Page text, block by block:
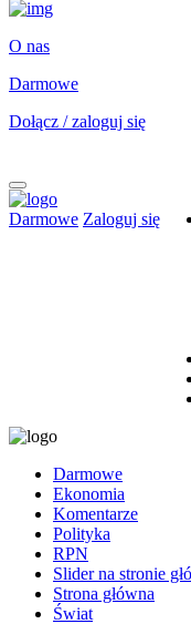
O nas
Darmowe
Dołącz / zaloguj się
Darmowe Zaloguj się
Darmowe
Ekonomia
Komentarze
Polityka
RPN
Slider na stronie
Strona główna
Świat